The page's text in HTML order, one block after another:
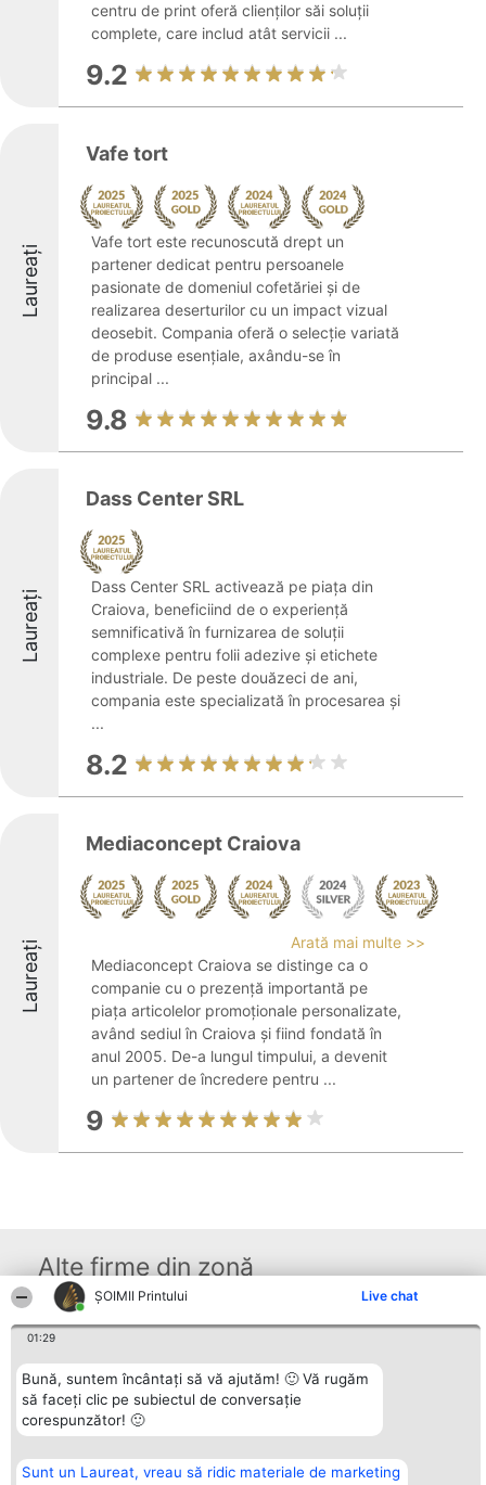
ŞOIMII Printului Live chat
01:29
Bună, suntem încântați să vă ajutăm! 🙂 Vă rugăm
să faceți clic pe subiectul de conversație
corespunzător! 🙂
Sunt un Laureat, vreau să ridic materiale de marketing
centru de print oferă clienților săi soluții
complete, care includ atât servicii ...
9.2
Laureați
Vafe tort
Vafe tort este recunoscută drept un
partener dedicat pentru persoanele
pasionate de domeniul cofetăriei și de
realizarea deserturilor cu un impact vizual
deosebit. Compania oferă o selecție variată
de produse esențiale, axându-se în
principal ...
9.8
Laureați
Dass Center SRL
Dass Center SRL activează pe piața din
Craiova, beneficiind de o experiență
semnificativă în furnizarea de soluții
complexe pentru folii adezive și etichete
industriale. De peste douăzeci de ani,
compania este specializată în procesarea și
...
8.2
Laureați
Mediaconcept Craiova
Arată mai multe >>
Mediaconcept Craiova se distinge ca o
companie cu o prezență importantă pe
piața articolelor promoționale personalizate,
având sediul în Craiova și fiind fondată în
anul 2005. De-a lungul timpului, a devenit
un partener de încredere pentru ...
9
Alte firme din zonă
Organizator Ranking
Aleea Timisul De Sus 2 Bl. A30
Sc. A Et. 4 Ap. 13 Cod 061952
București
CUI 36737675
tel: +40 770 990 492
Lista Tuturor
Laureaților
Reguli
Politica de